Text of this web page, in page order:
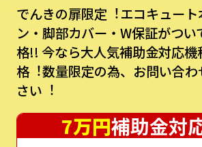
でんきの扉限定︕エコキュー
ン・脚部カバー・W保証がつ
格!! 今なら⼤⼈気補助⾦対応
格︕数量限定の為、お問い合
さい︕
7万円補助金対